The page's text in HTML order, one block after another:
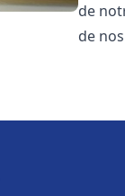
de
de